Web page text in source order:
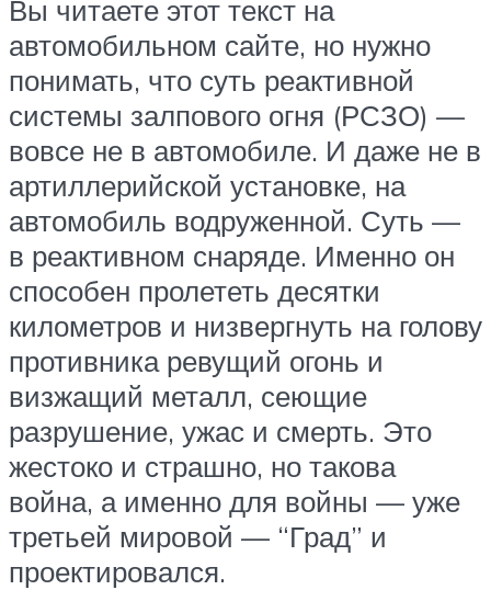
Вы читаете этот текст на
автомобильном сайте, но нужно
понимать, что суть реактивной
системы залпового огня (РСЗО) —
вовсе не в автомобиле. И даже не в
артиллерийской установке, на
автомобиль водруженной. Суть —
в реактивном снаряде. Именно он
способен пролететь десятки
километров и низвергнуть на голову
противника ревущий огонь и
визжащий металл, сеющие
разрушение, ужас и смерть. Это
жестоко и страшно, но такова
война, а именно для войны — уже
третьей мировой — “Град” и
проектировался.